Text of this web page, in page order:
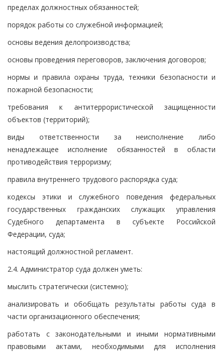
пределах должностных обязанностей;
порядок работы со служебной информацией;
основы ведения делопроизводства;
основы проведения переговоров, заключения договоров;
нормы и правила охраны труда, техники безопасности и
пожарной безопасности;
требования к антитеррористической защищенности
объектов (территорий);
виды ответственности за неисполнение либо
ненадлежащее исполнение обязанностей в области
противодействия терроризму;
правила внутреннего трудового распорядка суда;
кодексы этики и служебного поведения федеральных
государственных гражданских служащих управления
Судебного департамента в субъекте Российской
Федерации, суда;
настоящий должностной регламент.
2.4. Администратор суда должен уметь:
мыслить стратегически (системно);
анализировать и обобщать результаты работы суда в
части организационного обеспечения;
работать с законодательными и иными нормативными
правовыми актами, необходимыми для исполнения